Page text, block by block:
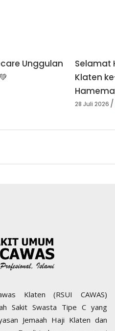
Unggulan
Selamat
Klaten
28 Juli 2026
Klaten (RSUI CAWAS)
Sakit Swasta Tipe C yang
Jemaah Haji Klaten dan